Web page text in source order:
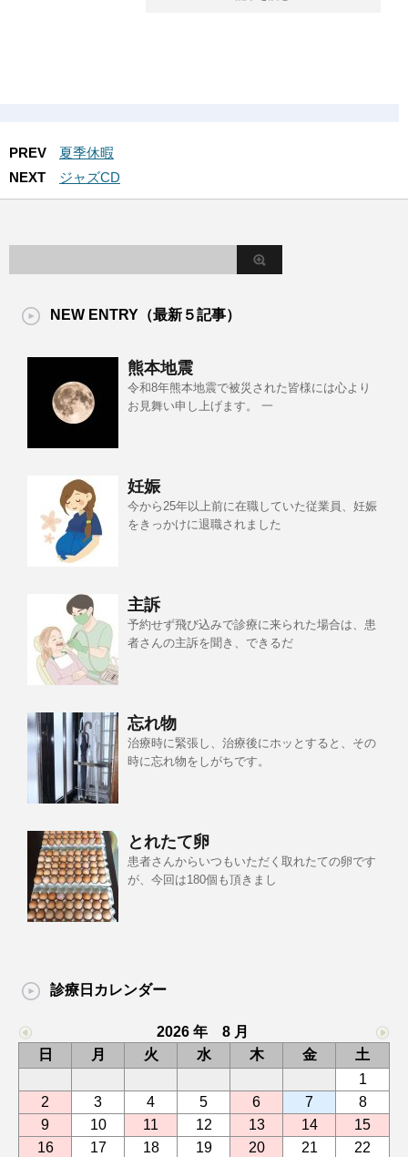
PREV
夏季休暇
NEXT
ジャズCD
NEW ENTRY（最新５記事）
熊本地震
令和8年熊本地震で被災された皆様には心より
お見舞い申し上げます。 一
妊娠
今から25年以上前に在職していた従業員、妊娠
をきっかけに退職されました
主訴
予約せず飛び込みで診療に来られた場合は、患
者さんの主訴を聞き、できるだ
忘れ物
治療時に緊張し、治療後にホッとすると、その
時に忘れ物をしがちです。
とれたて卵
患者さんからいつもいただく取れたての卵です
が、今回は180個も頂きまし
診療日カレンダー
2026 年 8 月
日
月 火 水 木 金
土
1
2
3 4 5 6 7
8
9
10 11 12 13 14
15
16
17 18 19 20 21
22